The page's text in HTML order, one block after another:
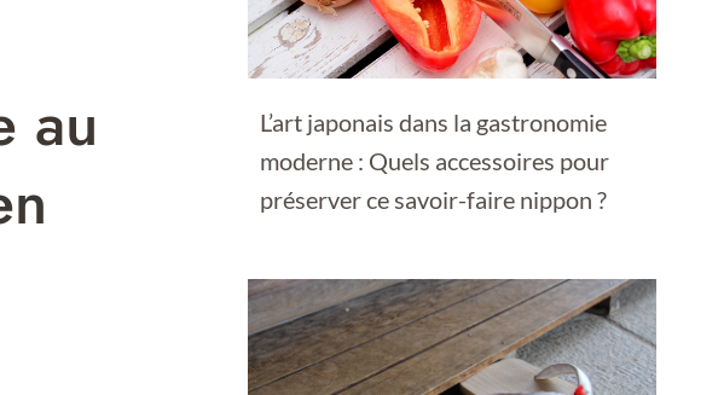
au
L’art japonais dans la gastronomie
moderne : Quels accessoires pour
préserver ce savoir-faire nippon ?